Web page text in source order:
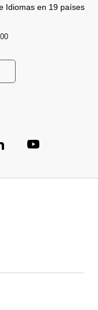
Idiomas en 19 países